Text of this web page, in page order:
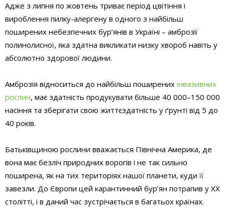
Адже з липня по жовтень триває період цвітіння і
вироблення пилку-алергену в одного з найбільш
поширених небезпечних бур’янів в Україні – амброзії
полинолисної, яка здатна викликати низку хвороб навіть у
абсолютно здорової людини.
Амброзія відноситься до найбільш поширених інвазивних
рослин, має здатність продукувати більше 40 000–150 000
насіння та зберігати свою життєздатність у ґрунті від 5 до
40 років.
Батьківщиною рослини вважається Північна Америка, де
вона має безліч природних ворогів і не так сильно
поширена, як на тих територіях нашої планети, куди її
завезли. До Європи цей карантинний бур’ян потрапив у ХХ
столітті, і в даний час зустрічається в багатьох країнах.